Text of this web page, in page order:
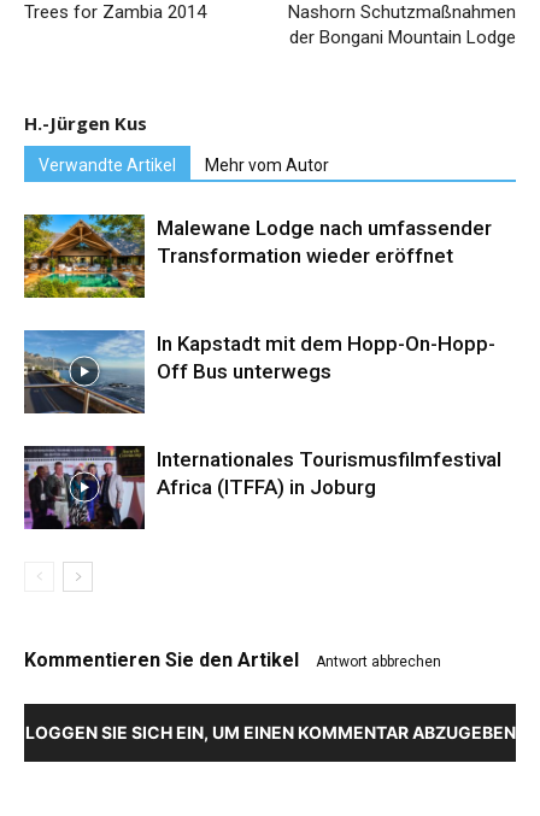
Trees for Zambia 2014
Nashorn Schutzmaßnahmen
der Bongani Mountain Lodge
H.-Jürgen Kus
Verwandte Artikel Mehr vom Autor
Malewane Lodge nach umfassender
Transformation wieder eröffnet
In Kapstadt mit dem Hopp-On-Hopp-
Off Bus unterwegs
Internationales Tourismusfilmfestival
Africa (ITFFA) in Joburg
Kommentieren Sie den Artikel Antwort abbrechen
LOGGEN SIE SICH EIN, UM EINEN KOMMENTAR ABZUGEBEN